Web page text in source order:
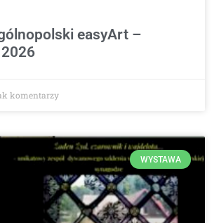
easyArt –
komentarzy
WYSTAWA